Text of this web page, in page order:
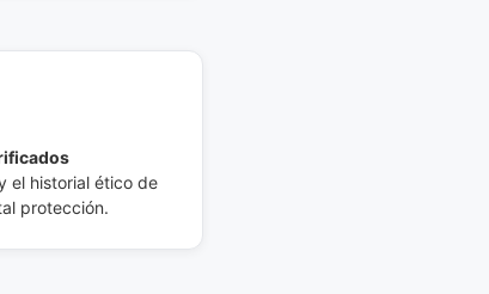
el historial ético de
protección.